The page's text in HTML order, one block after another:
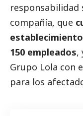
responsabilidad
compañía, que
150 empleados,
Grupo Lola con
para los